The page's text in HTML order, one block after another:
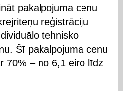
pakalpojuma cenu
reģistrāciju
tehnisko
Šī pakalpojuma cenu
70% – no 6,1 eiro līdz